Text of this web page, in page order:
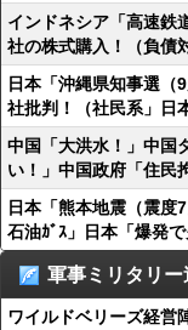
インドネシア「高速鉄
社の株式購入！（負債
日本「沖縄県知事選（
社批判！（社民系」日
中国「大洪水！」中国
い！」中国政府「住民
日本「熊本地震（震度
石油ｶﾞｽ」日本「爆発
軍事ミリタリー
ワイルドベリーズ経営